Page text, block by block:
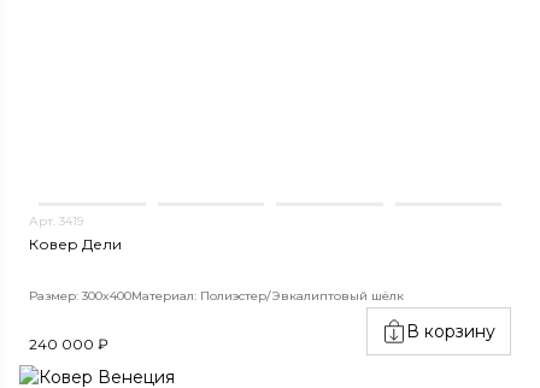
Арт. 3419
Ковер Дели
Размер: 300x400Материал: Полиэстер/Эвкалиптовый шёлк
240 000 ₽
В корзину